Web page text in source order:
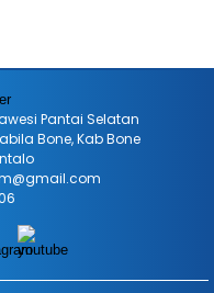
Pantai Selatan
Bone, Kab Bone